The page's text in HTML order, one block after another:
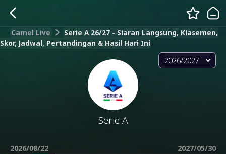
Camel Live
Serie A 26/27 - Siaran Langsung, Klasemen,
Skor, Jadwal, Pertandingan & Hasil Hari Ini
2026/2027
Serie A
2026/08/22
2027/05/30